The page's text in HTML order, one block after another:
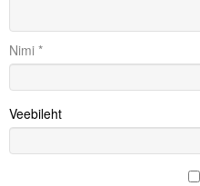
Nimi *
Veebileht